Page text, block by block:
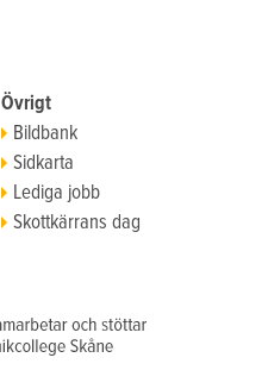
Övrigt
Bildbank
Sidkarta
Lediga jobb
Skottkärrans dag